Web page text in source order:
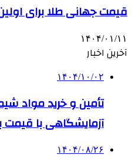
قیمت جهانی طلا برای اولین بار از ۳۱۰۰
۱۴۰۴/۰۱/۱۱
آخرین اخبار
۱۴۰۴/۱۰/۰۲
تأمین و خرید مواد
آزمایشگاهی با قیمت
۱۴۰۴/۰۸/۲۶